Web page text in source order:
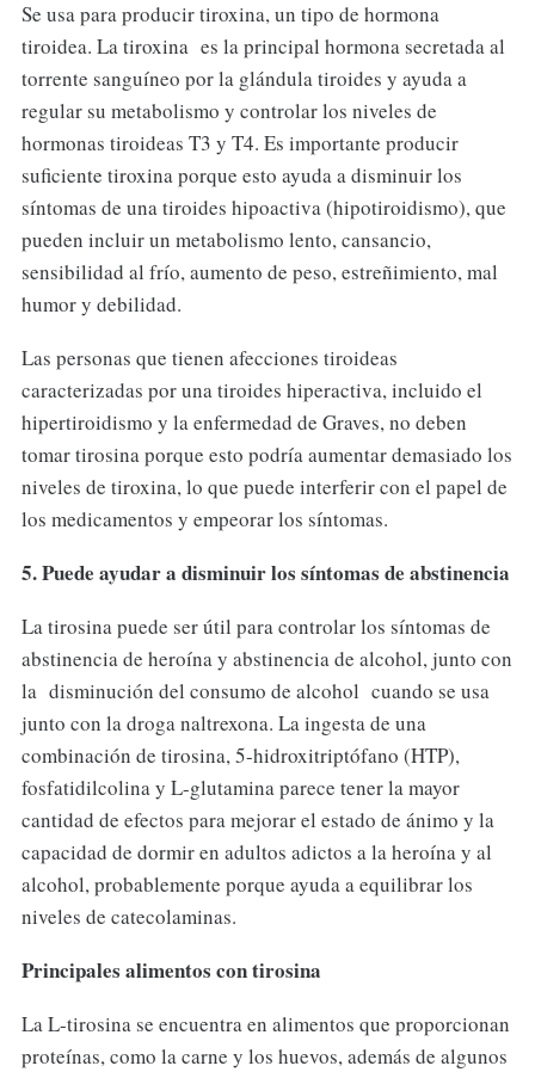
Se usa para producir tiroxina, un tipo de hormona
tiroidea. La tiroxina es la principal hormona secretada al
torrente sanguíneo por la glándula tiroides y ayuda a
regular su metabolismo y controlar los niveles de
hormonas tiroideas T3 y T4. Es importante producir
suficiente tiroxina porque esto ayuda a disminuir los
síntomas de una tiroides hipoactiva (hipotiroidismo), que
pueden incluir un metabolismo lento, cansancio,
sensibilidad al frío, aumento de peso, estreñimiento, mal
humor y debilidad.
Las personas que tienen afecciones tiroideas
caracterizadas por una tiroides hiperactiva, incluido el
hipertiroidismo y la enfermedad de Graves, no deben
tomar tirosina porque esto podría aumentar demasiado los
niveles de tiroxina, lo que puede interferir con el papel de
los medicamentos y empeorar los síntomas.
5. Puede ayudar a disminuir los síntomas de abstinencia
La tirosina puede ser útil para controlar los síntomas de
abstinencia de heroína y abstinencia de alcohol, junto con
la disminución del consumo de alcohol cuando se usa
junto con la droga naltrexona. La ingesta de una
combinación de tirosina, 5-hidroxitriptófano (HTP),
fosfatidilcolina y L-glutamina parece tener la mayor
cantidad de efectos para mejorar el estado de ánimo y la
capacidad de dormir en adultos adictos a la heroína y al
alcohol, probablemente porque ayuda a equilibrar los
niveles de catecolaminas.
Principales alimentos con tirosina
La L-tirosina se encuentra en alimentos que proporcionan
proteínas, como la carne y los huevos, además de algunos